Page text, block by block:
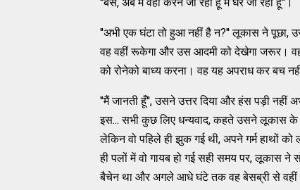
''अभी एक घंटा तो हुआ नहीं है न?'' लूकास ने
वह वहीं रूकेगा और उस आदमी को देखेगा जरूर। वह
को रोनेको बाध्य करना। वह यह अपराध कर बच
''मैं जानती हूँ'', उसने उत्तर दिया और हंस पड़ी नहीं
इस... सभी कुछ लिए धन्यवाद, कहते उसने लूकास के
लेकिन वो पहिले ही झुक गई थी, अपने गर्म हाथों
ही पलों में वो गायब हो गई सही समय पर, लूकास
बैचेन था और अगले आधे घंटे तक वह बेसब्री से वहीं